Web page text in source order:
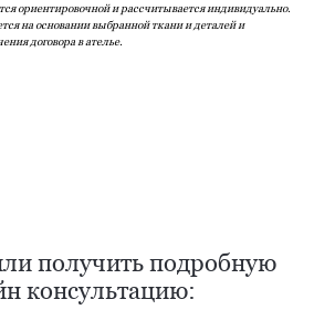
ориентировочной и рассчитывается индивидуально.
на основании выбранной ткани и деталей и
договора в ателье.
получить подробную
консультацию:
именно вам?
сидящий
офиса?